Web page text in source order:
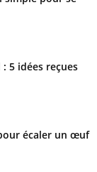
5 idées reçues
écaler un œuf